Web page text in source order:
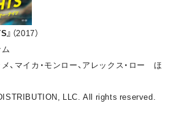
』 （2017）
、マイカ・モンロー、アレックス・ロー ほ
LLC. All rights reserved.